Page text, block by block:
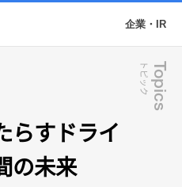
企業・IR
らすドライ
の未来
Topics
トピック